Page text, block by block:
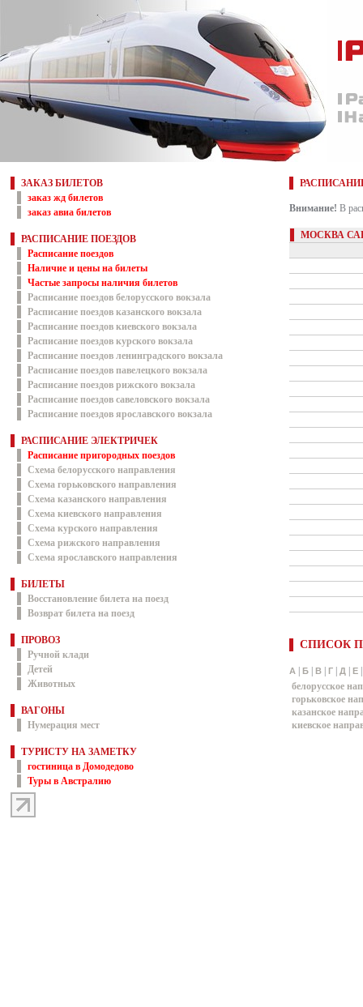
ЗАКАЗ БИЛЕТОВ
заказ жд билетов
заказ авиа билетов
РАСПИСАНИЕ ПОЕЗДОВ
Расписание поездов
Наличие и цены на билеты
Частые запросы наличия билетов
Расписание поездов белорусского вокзала
Расписание поездов казанского вокзала
Расписание поездов киевского вокзала
Расписание поездов курского вокзала
Расписание поездов ленинградского вокзала
Расписание поездов павелецкого вокзала
Расписание поездов рижского вокзала
Расписание поездов савеловского вокзала
Расписание поездов ярославского вокзала
РАСПИСАНИЕ ЭЛЕКТРИЧЕК
Расписание пригородных поездов
Схема белорусского направления
Схема горьковского направления
Схема казанского направления
Схема киевского направления
Схема курского направления
Схема рижского направления
Схема ярославского направления
БИЛЕТЫ
Восстановление билета на поезд
Возврат билета на поезд
ПРОВОЗ
Ручной клади
Детей
Животных
ВАГОНЫ
Нумерация мест
ТУРИСТУ НА ЗАМЕТКУ
гостиница в Домодедово
Туры в Австралию
Внимание! В
МОСКВА
СПИСОК
А Б В Г Д Е
белорусское
горьковское
казанское
киевское